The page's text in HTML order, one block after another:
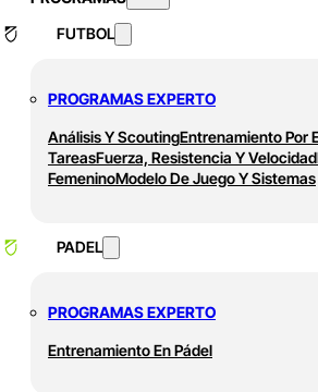
FUTBOL
PROGRAMAS EXPERTO
Análisis Y ScoutingEntrenamiento Por
TareasFuerza, Resistencia Y Velocidad
FemeninoModelo De Juego Y Sistemas
PADEL
PROGRAMAS EXPERTO
Entrenamiento En Pádel